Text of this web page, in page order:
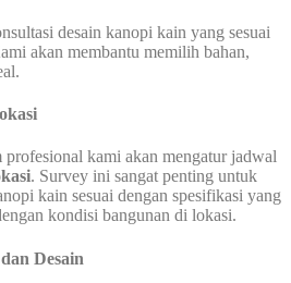
desain kanopi kain yang sesuai
akan membantu memilih bahan,
profesional kami akan mengatur jadwal
. Survey ini sangat penting untuk
kain sesuai dengan spesifikasi yang
kondisi bangunan di lokasi.
Desain